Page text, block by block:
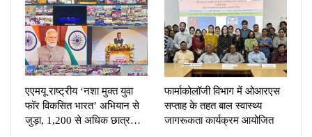
एएमयू राष्ट्रीय ‘नशा मुक्त युवा
फॉर विकसित भारत’ अभियान से
जुड़ा, 1,200 से अधिक छात्र…
फार्माकोलॉजी विभाग में ओआरएस
सप्ताह के तहत बाल स्वास्थ्य
जागरूकता कार्यक्रम आयोजित